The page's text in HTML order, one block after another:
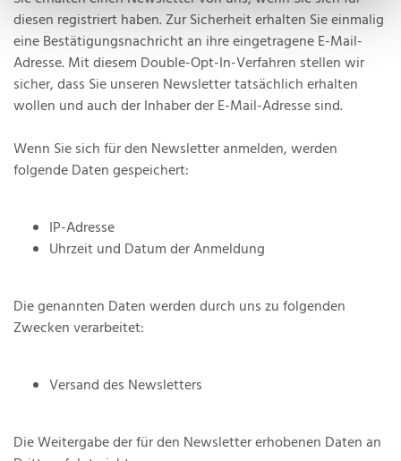
diesen registriert haben. Zur Sicherheit erhalten Sie einmalig
eine Bestätigungsnachricht an ihre eingetragene E-Mail-
Adresse. Mit diesem Double-Opt-In-Verfahren stellen wir
sicher, dass Sie unseren Newsletter tatsächlich erhalten
wollen und auch der Inhaber der E-Mail-Adresse sind.
Wenn Sie sich für den Newsletter anmelden, werden
folgende Daten gespeichert:
IP-Adresse
Uhrzeit und Datum der Anmeldung
Die genannten Daten werden durch uns zu folgenden
Zwecken verarbeitet:
Versand des Newsletters
Die Weitergabe der für den Newsletter erhobenen Daten an